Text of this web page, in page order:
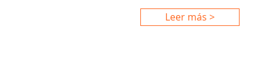
Leer más >